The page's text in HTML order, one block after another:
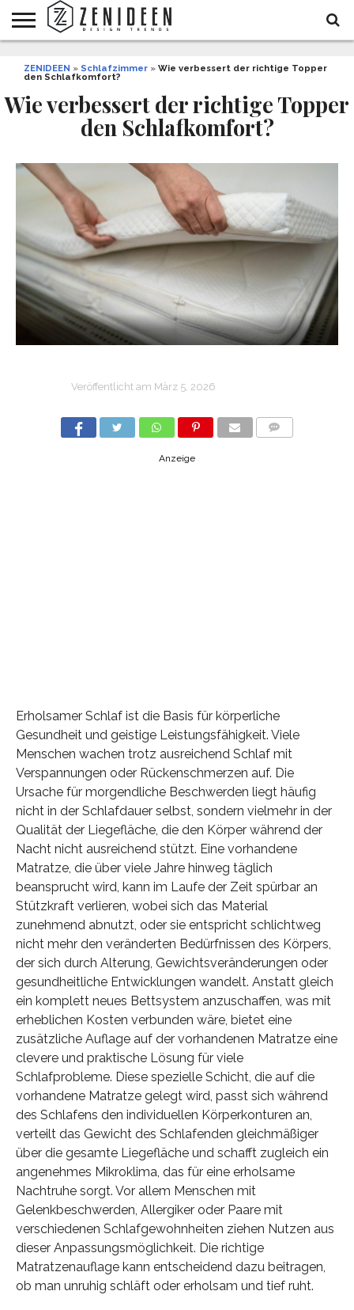
INNENDESIGN
ARCHITEKTUR
GARTEN
UND
LIFESTYLE
DEKO
&
DIY
STYLE
REZEPTE
GESUNDHEIT
WEIHNACHTEN
ZENIDEEN » Schlafzimmer » Wie verbessert der richtige Topper
den Schlafkomfort?
Wie verbessert der richtige Topper
den Schlafkomfort?
Veröffentlicht am März 5, 2026
Anzeige
Erholsamer Schlaf ist die Basis für körperliche
Gesundheit und geistige Leistungsfähigkeit. Viele
Menschen wachen trotz ausreichend Schlaf mit
Verspannungen oder Rückenschmerzen auf. Die
Ursache für morgendliche Beschwerden liegt häufig
nicht in der Schlafdauer selbst, sondern vielmehr in der
Qualität der Liegefläche, die den Körper während der
Nacht nicht ausreichend stützt. Eine vorhandene
Matratze, die über viele Jahre hinweg täglich
beansprucht wird, kann im Laufe der Zeit spürbar an
Stützkraft verlieren, wobei sich das Material
zunehmend abnutzt, oder sie entspricht schlichtweg
nicht mehr den veränderten Bedürfnissen des Körpers,
der sich durch Alterung, Gewichtsveränderungen oder
gesundheitliche Entwicklungen wandelt. Anstatt gleich
ein komplett neues Bettsystem anzuschaffen, was mit
erheblichen Kosten verbunden wäre, bietet eine
zusätzliche Auflage auf der vorhandenen Matratze eine
clevere und praktische Lösung für viele
Schlafprobleme. Diese spezielle Schicht, die auf die
vorhandene Matratze gelegt wird, passt sich während
des Schlafens den individuellen Körperkonturen an,
verteilt das Gewicht des Schlafenden gleichmäßiger
über die gesamte Liegefläche und schafft zugleich ein
angenehmes Mikroklima, das für eine erholsame
Nachtruhe sorgt. Vor allem Menschen mit
Gelenkbeschwerden, Allergiker oder Paare mit
verschiedenen Schlafgewohnheiten ziehen Nutzen aus
dieser Anpassungsmöglichkeit. Die richtige
Matratzenauflage kann entscheidend dazu beitragen,
ob man unruhig schläft oder erholsam und tief ruht.